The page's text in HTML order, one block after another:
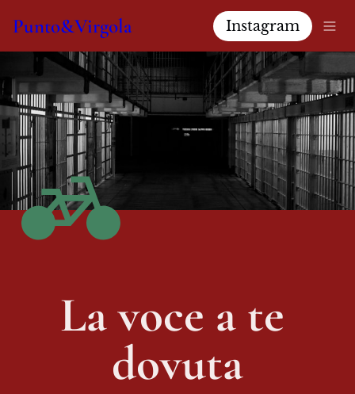
Punto&Virgola Instagram
La voce a te
dovuta